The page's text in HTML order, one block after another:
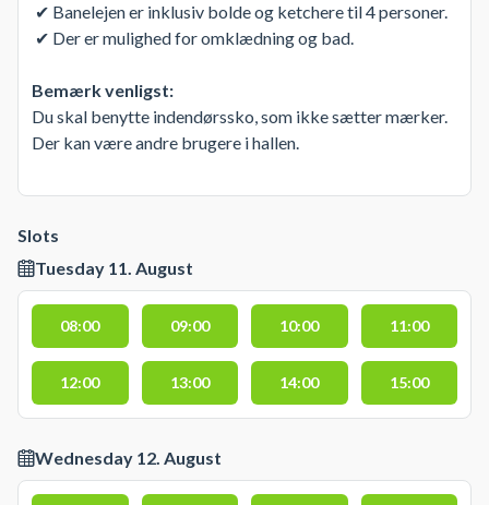
✔ Banelejen er inklusiv bolde og ketchere til 4 personer.
✔ Der er mulighed for omklædning og bad.
Bemærk venligst:
Du skal benytte indendørssko, som ikke sætter mærker.
Der kan være andre brugere i hallen.
Slots
Tuesday 11. August
08:00 09:00 10:00 11:00
12:00 13:00 14:00 15:00
Wednesday 12. August